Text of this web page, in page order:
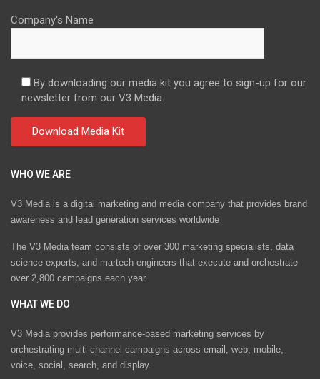
Company's Name
By downloading our media kit you agree to sign-up for our
newsletter from our V3 Media.
WHO WE ARE
V3 Media is a digital marketing and media company that provides brand
awareness and lead generation services worldwide
The V3 Media team consists of over 300 marketing specialists, data
science experts, and martech engineers that execute and orchestrate
over 2,800 campaigns each year.
WHAT WE DO
V3 Media provides performance-based marketing services by
orchestrating multi-channel campaigns across email, web, mobile,
voice, social, search, and display.